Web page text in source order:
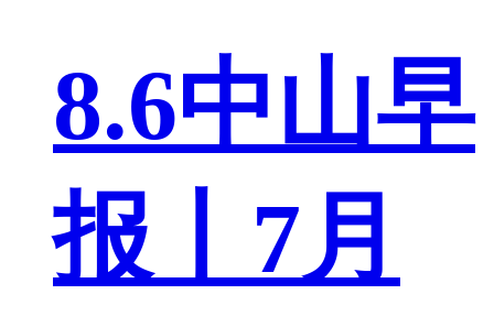
8.6中山早
报丨7月